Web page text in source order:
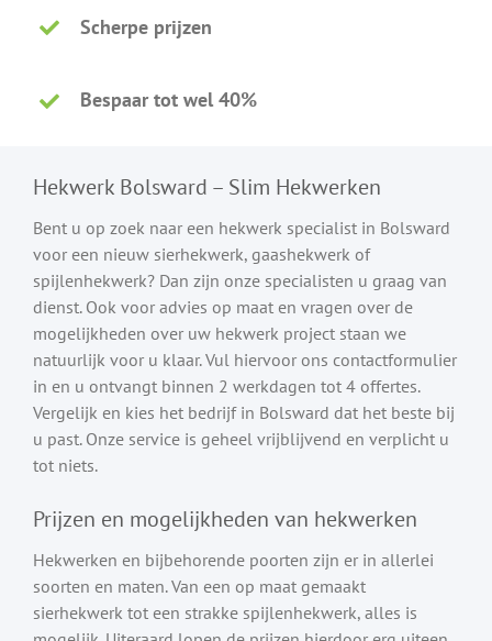
Scherpe prijzen
Bespaar tot wel 40%
Hekwerk Bolsward – Slim Hekwerken
Bent u op zoek naar een hekwerk specialist in Bolsward
voor een nieuw sierhekwerk, gaashekwerk of
spijlenhekwerk? Dan zijn onze specialisten u graag van
dienst. Ook voor advies op maat en vragen over de
mogelijkheden over uw hekwerk project staan we
natuurlijk voor u klaar. Vul hiervoor ons contactformulier
in en u ontvangt binnen 2 werkdagen tot 4 offertes.
Vergelijk en kies het bedrijf in Bolsward dat het beste bij
u past. Onze service is geheel vrijblijvend en verplicht u
tot niets.
Prijzen en mogelijkheden van hekwerken
Hekwerken en bijbehorende poorten zijn er in allerlei
soorten en maten. Van een op maat gemaakt
sierhekwerk tot een strakke spijlenhekwerk, alles is